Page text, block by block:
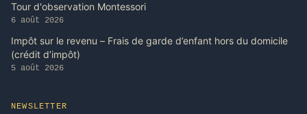
Tour d'observation Montessori
6 août 2026
Impôt sur le revenu – Frais de garde d’enfant hors du domicile
(crédit d’impôt)
5 août 2026
NEWSLETTER